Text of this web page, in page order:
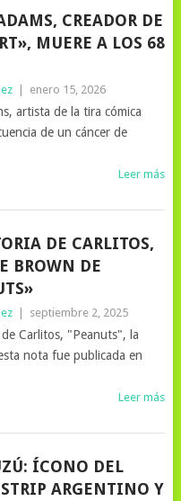
CREADOR DE
MUERE A LOS 68
enero 15, 2026
artista de la tira cómica
de un cáncer de
Leer más
DE CARLITOS,
BROWN DE
septiembre 2, 2025
Carlitos, "Peanuts", la
nota fue publicada en
Leer más
ÍCONO DEL
ARGENTINO Y